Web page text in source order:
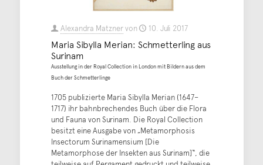
Alexandra Matznervon 10. Juli 2017
Maria Sibylla Merian: Schmetterling aus
Surinam
Ausstellung in der Royal Collection in London mit Bildern aus dem
Buch der Schmetterlinge
1705 publizierte Maria Sibylla Merian (1647–
1717) ihr bahnbrechendes Buch über die Flora
und Fauna von Surinam. Die Royal Collection
besitzt eine Ausgabe von „Metamorphosis
Insectorum Surinamensium [Die
Metamorphose der Insekten aus Surinam]“, die